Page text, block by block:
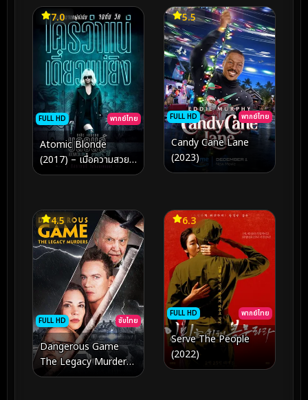
FULL HD พากย์ไทย
7.0
Atomic Blonde
(2017) – เมื่อความสวย
คืออาวุธ และความตายคือ
FULL HD พากย์ไทย
5.5
Candy Cane Lane
(2023)
FULL HD ซับไทย
4.5
Dangerous Game
The Legacy Murders
(2022)
FULL HD พากย์ไทย
6.3
Serve The People
(2022)